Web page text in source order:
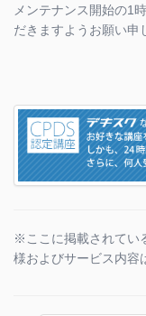
メンテナンス開始の1
だきますようお願い申
※ここに掲載されてい
様およびサービス内容